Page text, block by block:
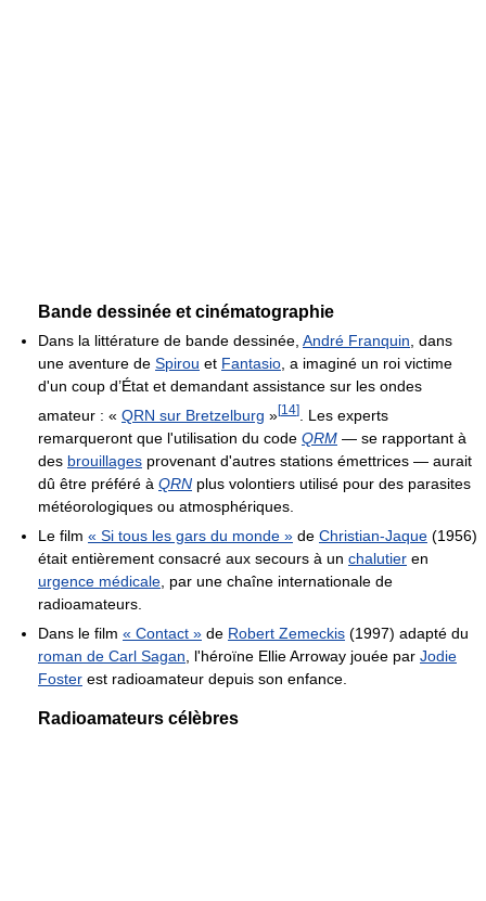
Bande dessinée et cinématographie
Dans la littérature de bande dessinée, André Franquin , dans
une aventure de Spirou et Fantasio , a imaginé un roi victime
d'un coup d’État et demandant assistance sur les ondes
amateur : « QRN sur Bretzelburg »[14]
. Les experts
remarqueront que l'utilisation du code QRM — se rapportant à
des brouillages provenant d'autres stations émettrices — aurait
dû être préféré à QRN plus volontiers utilisé pour des parasites
météorologiques ou atmosphériques.
Le film « Si tous les gars du monde » de Christian-Jaque (1956)
était entièrement consacré aux secours à un chalutier en
urgence médicale , par une chaîne internationale de
radioamateurs.
Dans le film « Contact » de Robert Zemeckis (1997) adapté du
roman de Carl Sagan , l'héroïne Ellie Arroway jouée par Jodie
Foster est radioamateur depuis son enfance.
Radioamateurs célèbres